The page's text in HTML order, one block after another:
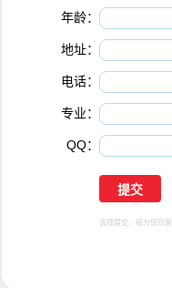
年龄：
地址：
电话：
专业：
QQ：
选择提交，视为您同意